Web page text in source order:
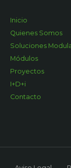
Inicio
Quienes Somos
Soluciones
Módulos
Proyectos
I+D+i
Contacto